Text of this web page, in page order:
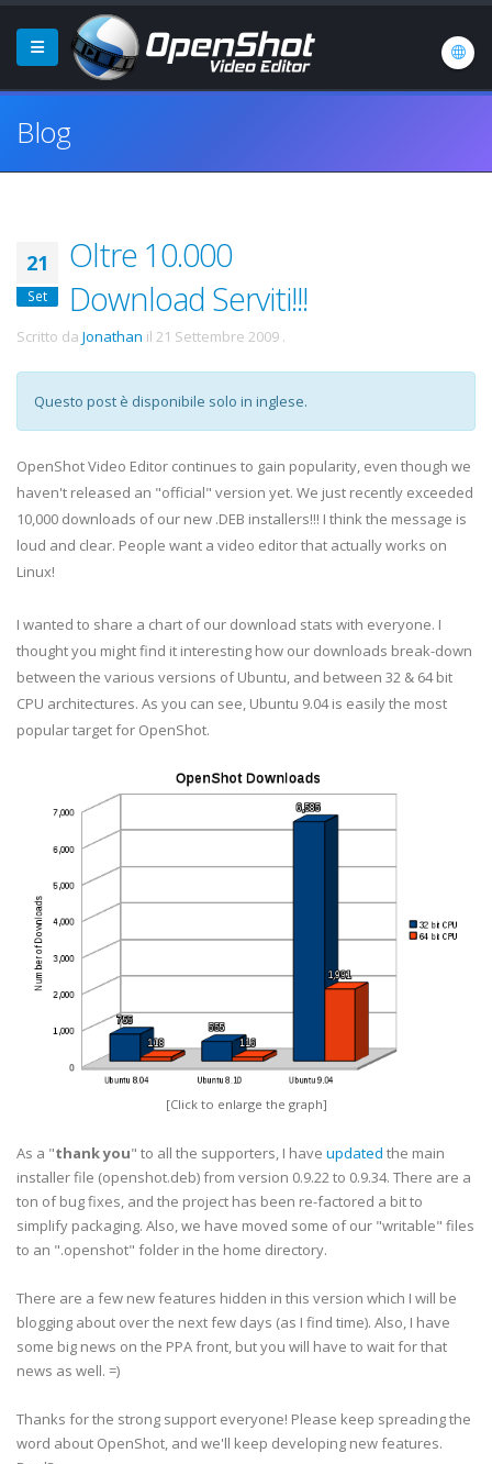
Blog
21
Set
Oltre 10.000
Download Serviti!!!
Scritto da Jonathan il 21 Settembre 2009 .
Questo post è disponibile solo in inglese.
OpenShot Video Editor continues to gain popularity, even though we
haven't released an "official" version yet. We just recently exceeded
10,000 downloads of our new .DEB installers!!! I think the message is
loud and clear. People want a video editor that actually works on
Linux!
I wanted to share a chart of our download stats with everyone. I
thought you might find it interesting how our downloads break-down
between the various versions of Ubuntu, and between 32 & 64 bit
CPU architectures. As you can see, Ubuntu 9.04 is easily the most
popular target for OpenShot.
[Click to enlarge the graph]
As a "thank you" to all the supporters, I have updated the main
installer file (openshot.deb) from version 0.9.22 to 0.9.34. There are a
ton of bug fixes, and the project has been re-factored a bit to
simplify packaging. Also, we have moved some of our "writable" files
to an ".openshot" folder in the home directory.
There are a few new features hidden in this version which I will be
blogging about over the next few days (as I find time). Also, I have
some big news on the PPA front, but you will have to wait for that
news as well. =)
Thanks for the strong support everyone! Please keep spreading the
word about OpenShot, and we'll keep developing new features.